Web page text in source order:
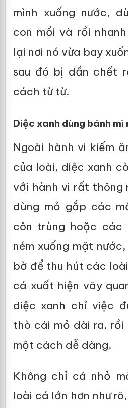
mình xuống nước,
con mồi và rồi
lại nơi nó vừa bay
sau đó bị dần chết
cách từ từ.
Diệc xanh dùng bánh mì
Ngoài hành vi kiếm
của loài, diệc xanh
với hành vi rất thông
dùng mỏ gắp các
côn trùng hoặc các
ném xuống mặt
bờ để thu hút các
cá xuất hiện vây
diệc xanh chỉ việc
thò cái mỏ dài ra, rồi
một cách dễ dàng.
Không chỉ cá nhỏ
loài cá lớn hơn như